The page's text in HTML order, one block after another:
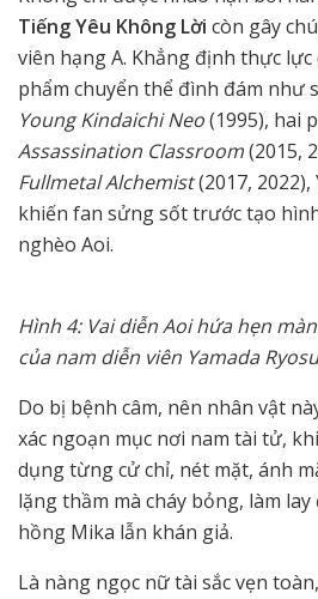
Tiếng Yêu Không Lời còn gây
viên hạng A. Khẳng định thực
phẩm chuyển thể đình đám như
Young Kindaichi Neo(1995), hai
Assassination Classroom(2015,
Fullmetal Alchemist(2017, 2022),
khiến fan sửng sốt trước tạo
nghèo Aoi.
Hình 4: Vai diễn Aoi hứa hẹn
của nam diễn viên Yamada
Do bị bệnh câm, nên nhân vật
xác ngoạn mục nơi nam tài tử,
dụng từng cử chỉ, nét mặt, ánh
lặng thầm mà cháy bỏng, làm
hồng Mika lẫn khán giả.
Là nàng ngọc nữ tài sắc vẹn